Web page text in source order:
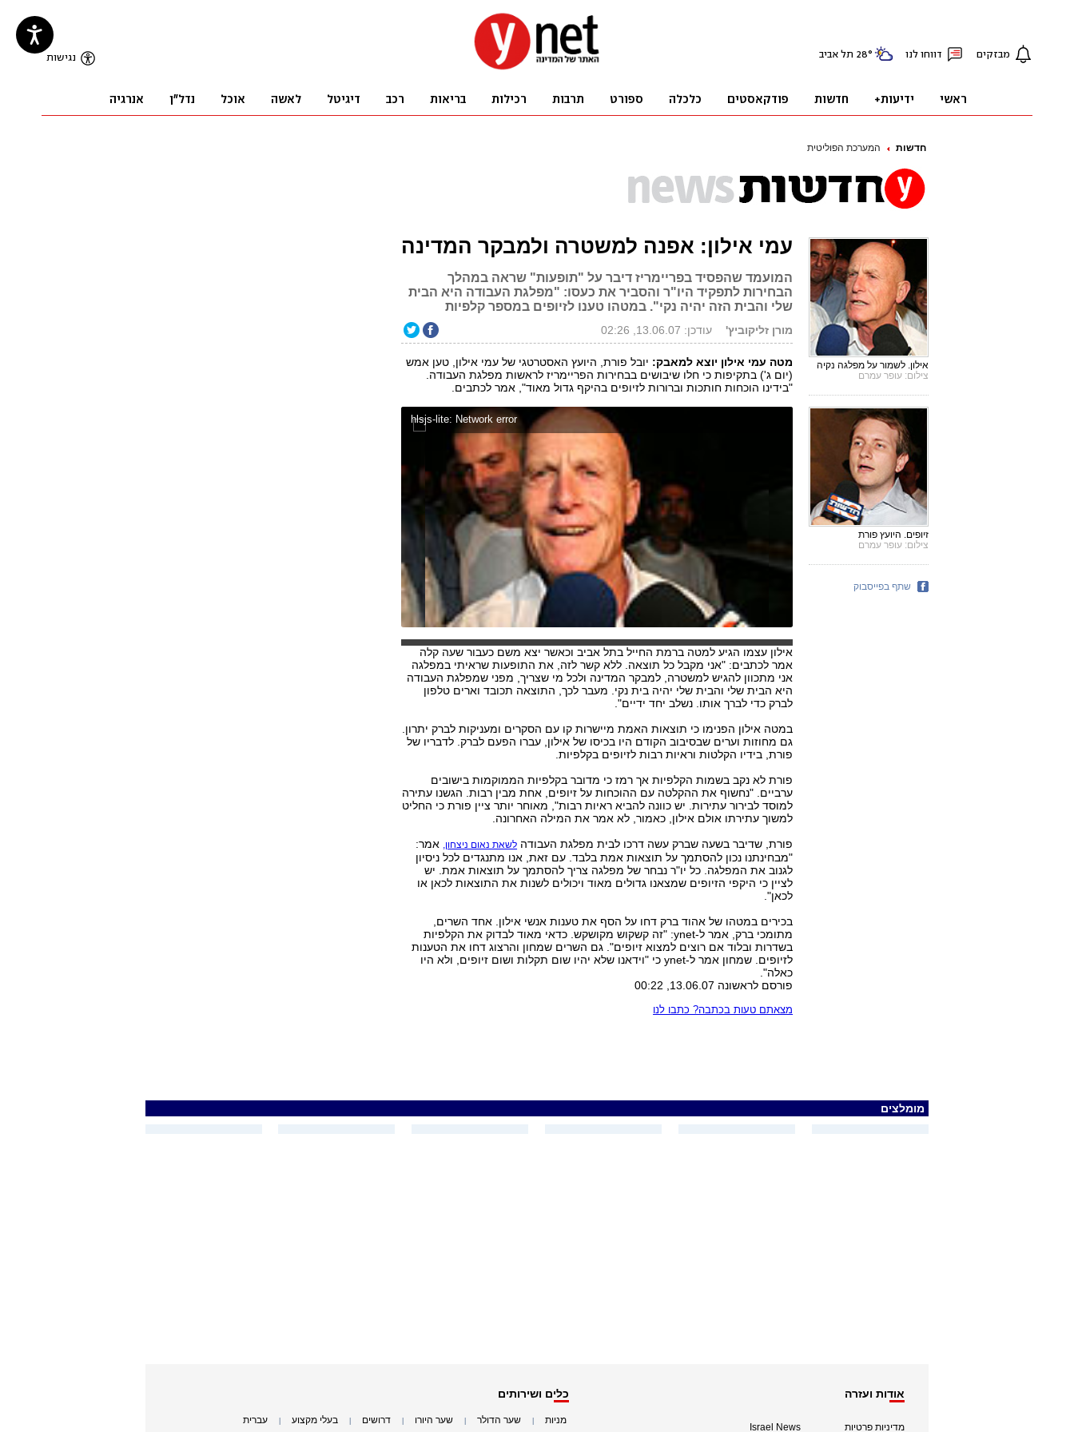
חדשות המערכת הפוליטית
עמי אילון: אפנה למשטרה ולמבקר המדינה
המועמד שהפסיד בפריימריז דיבר על "תופעות" שראה במהלך
הבחירות לתפקיד היו"ר והסביר את כעסו: "מפלגת העבודה היא הבית
שלי והבית הזה יהיה נקי". במטהו טענו לזיופים במספר קלפיות
מורן זליקוביץ' עודכן: 13.06.07, 02:26
מטה עמי אילון יוצא למאבק: יובל פורת, היועץ האסטרטגי של עמי אילון, טען אמש
(יום ג') בתקיפות כי חלו שיבושים בבחירות הפריימריז לראשות מפלגת העבודה.
"בידינו הוכחות חותכות וברורות לזיופים בהיקף גדול מאוד", אמר לכתבים.
hlsjs-lite: Network error
אילון עצמו הגיע למטה ברמת החייל בתל אביב וכאשר יצא משם כעבור שעה קלה
אמר לכתבים: "אני מקבל כל תוצאה. ללא קשר לזה, את התופעות שראיתי במפלגה
אני מתכוון להגיש למשטרה, למבקר המדינה ולכל מי שצריך, מפני שמפלגת העבודה
היא הבית שלי והבית שלי יהיה בית נקי. מעבר לכך, התוצאה תכובד וארים טלפון
לברק כדי לברך אותו. נשלב יחד ידיים".
במטה אילון הפנימו כי תוצאות האמת מיישרות קו עם הסקרים ומעניקות לברק יתרון.
גם מחוזות וערים שבסיבוב הקודם היו בכיסו של אילון, עברו הפעם לברק. לדבריו של
פורת, בידיו הקלטות וראיות רבות לזיופים בקלפיות.
פורת לא נקב בשמות הקלפיות אך רמז כי מדובר בקלפיות הממוקמות בישובים
ערביים. "נחשוף את ההקלטה עם ההוכחות על זיופים, אחת מבין רבות. הגשנו עתירה
למוסד לבירור עתירות. יש כוונה להביא ראיות רבות", מאוחר יותר ציין פורת כי החליט
למשוך עתירתו אולם אילון, כאמור, לא אמר את המילה האחרונה.
פורת, שדיבר בשעה שברק עשה דרכו לבית מפלגת העבודה לשאת נאום ניצחון, אמר:
"מבחינתנו נכון להסתמך על תוצאות אמת בלבד. עם זאת, אנו מתנגדים לכל ניסיון
לגנוב את המפלגה. כל יו"ר נבחר של מפלגה צריך להסתמך על תוצאות אמת. יש
לציין כי היקפי הזיופים שמצאנו גדולים מאוד ויכולים לשנות את התוצאות לכאן או
לכאן".
בכירים במטהו של אהוד ברק דחו על הסף את טענות אנשי אילון. אחד השרים,
מתומכי ברק, אמר ל-ynet: "זה קשקוש מקושקש. כדאי מאוד לבדוק את הקלפיות
בשדרות ובלוד אם רוצים למצוא זיופים". גם השרים שמחון והרצוג דחו את הטענות
לזיופים. שמחון אמר ל-ynet כי "וידאנו שלא יהיו שום תקלות ושום זיופים, ולא היו
כאלה".
פורסם לראשונה 13.06.07, 00:22
מצאתם טעות בכתבה? כתבו לנו
אילון. לשמור על מפלגה נקיה
צילום: עופר עמרם
זיופים. היועץ פורת
צילום: עופר עמרם
שתף בפייסבוק
מומלצים
אודות ועזרה
מדיניות פרטיות Israel News
כלים ושירותים
מניות שער הדולר שער היורו דרושים בעלי מקצוע עברית